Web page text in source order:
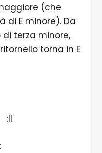
(che
di E minore). Da
di terza minore,
torna in E
:II
: